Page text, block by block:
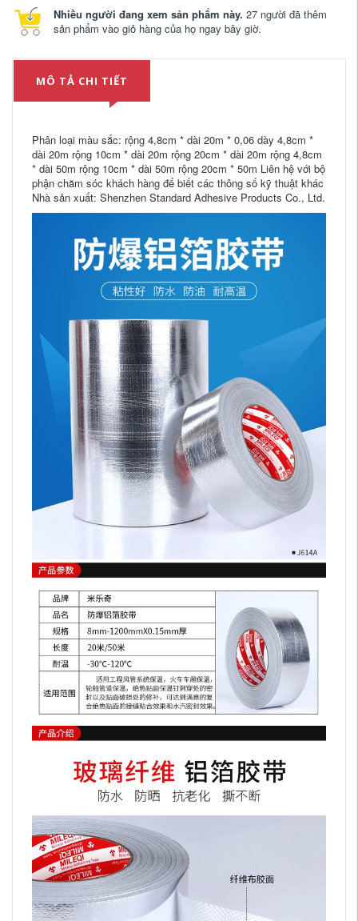
Nhiều người đang xem sản phẩm này. 27 người đã thêm
sản phẩm vào giỏ hàng của họ ngay bây giờ.
MÔ TẢ CHI TIẾT
Phân loại màu sắc: rộng 4,8cm * dài 20m * 0,06 dày 4,8cm *
dài 20m rộng 10cm * dài 20m rộng 20cm * dài 20m rộng 4,8cm
* dài 50m rộng 10cm * dài 50m rộng 20cm * 50m Liên hệ với bộ
phận chăm sóc khách hàng để biết các thông số kỹ thuật khác
Nhà sản xuất: Shenzhen Standard Adhesive Products Co., Ltd.